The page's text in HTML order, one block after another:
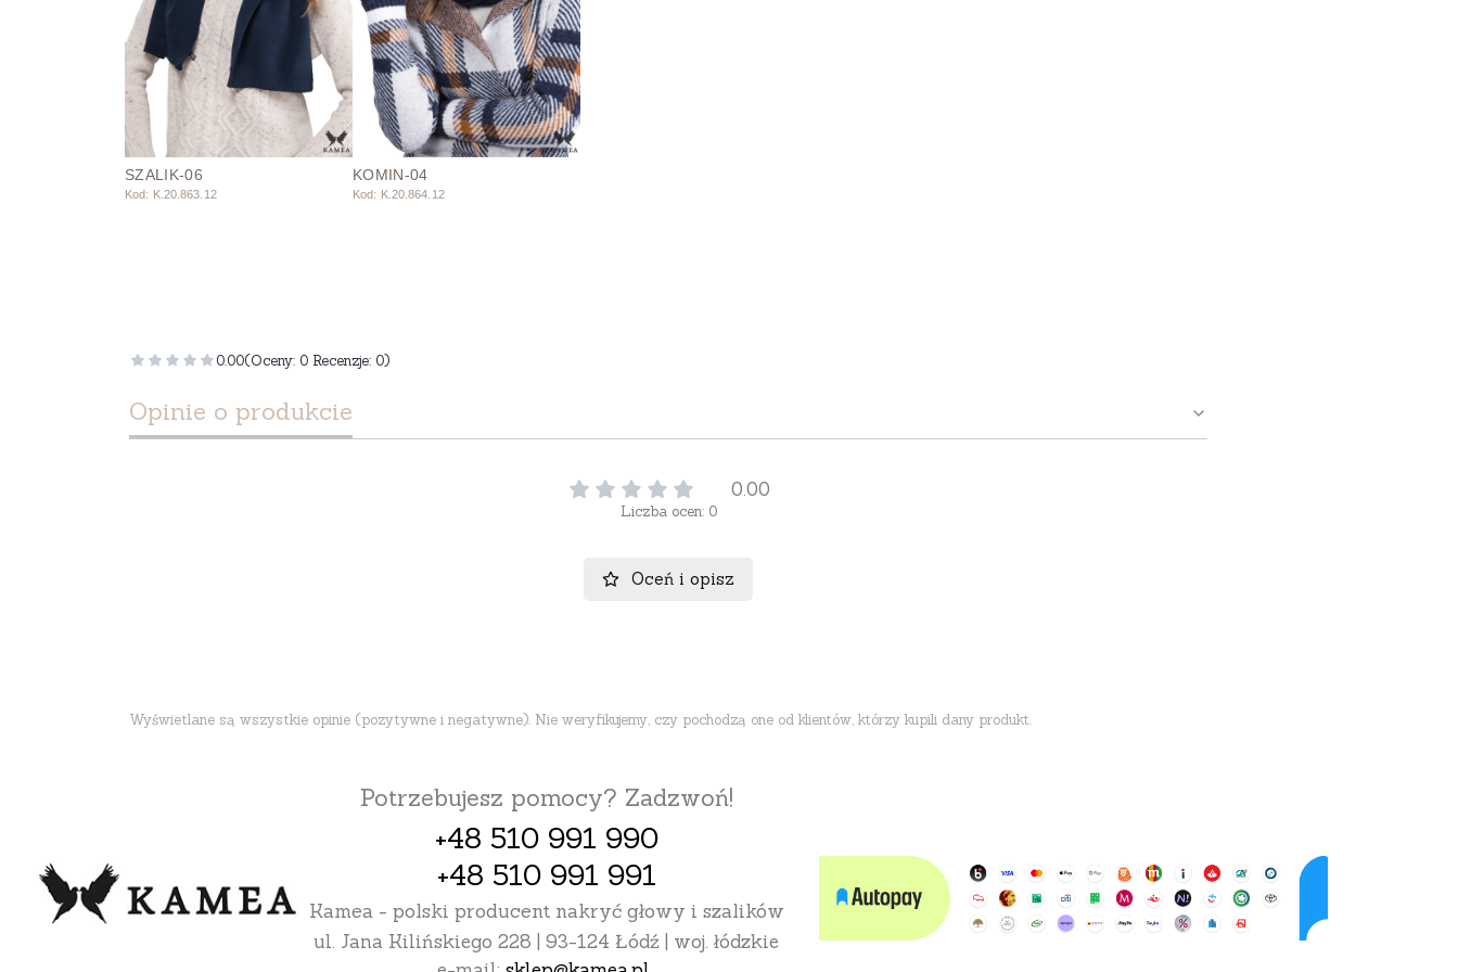
SZALIK-06
Kod: K.20.863.12
KOMIN-04
Kod: K.20.864.12
0.00(Oceny: 0 Recenzje: 0)
Opinie o produkcie
0.00
Liczba ocen: 0
Oceń i opisz
Wyświetlane są wszystkie opinie (pozytywne i negatywne). Nie weryfikujemy, czy pochodzą one od klientów, którzy kupili dany produkt.
Potrzebujesz pomocy? Zadzwoń!
+48 510 991 990
+48 510 991 991
Kamea - polski producent nakryć głowy i szalików
ul. Jana Kilińskiego 228 | 93-124 Łódź | woj. łódzkie